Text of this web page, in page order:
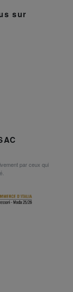
sur
par ceux qui